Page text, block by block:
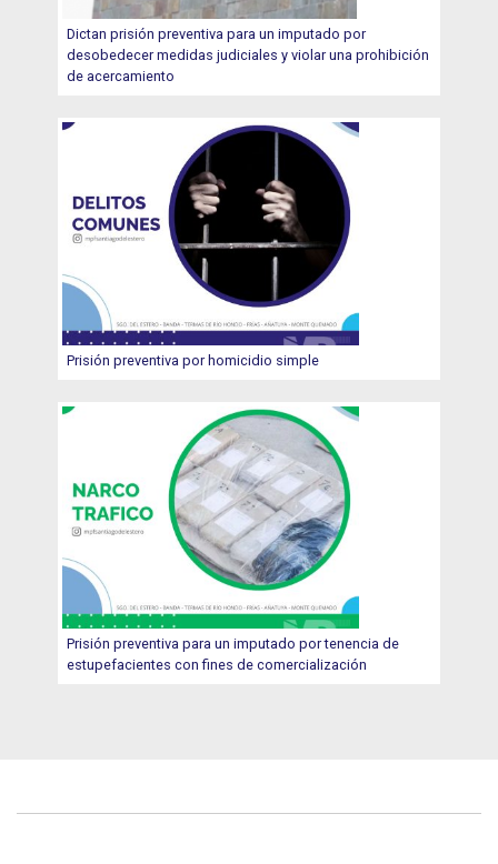
Dictan prisión preventiva para un imputado por
desobedecer medidas judiciales y violar una prohibición
de acercamiento
Prisión preventiva por homicidio simple
Prisión preventiva para un imputado por tenencia de
estupefacientes con fines de comercialización